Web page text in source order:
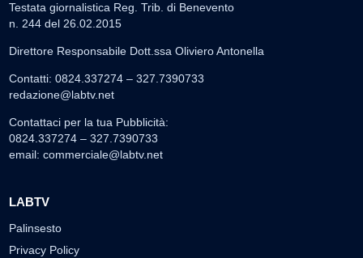
Testata giornalistica Reg. Trib. di Benevento
n. 244 del 26.02.2015
Direttore Responsabile Dott.ssa Oliviero Antonella
Contatti: 0824.337274 – 327.7390733
redazione@labtv.net
Contattaci per la tua Pubblicità:
0824.337274 – 327.7390733
email: commerciale@labtv.net
LABTV
Palinsesto
Privacy Policy